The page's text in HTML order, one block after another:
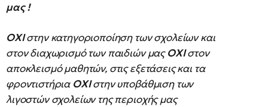
μας !
ΟΧΙστην κατηγοριοποίηση των σχολείων και
στον διαχωρισμό των παιδιών μαςΟΧΙστον
αποκλεισμό μαθητών, στις εξετάσεις και τα
φροντιστήρια ΟΧΙστην υποβάθμιση των
λιγοστών σχολείων της περιοχής μας